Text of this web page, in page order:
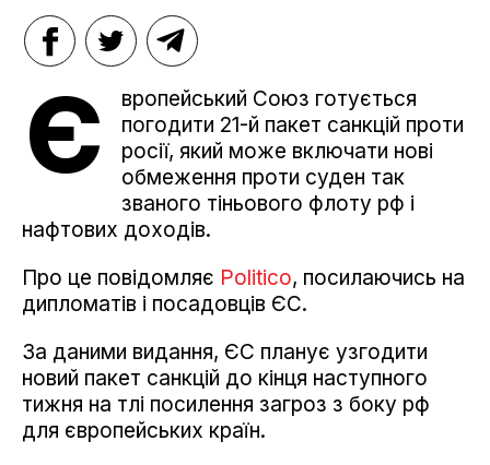
Є
вропейський Союз готується
погодити 21-й пакет санкцій проти
росії, який може включати нові
обмеження проти суден так
званого тіньового флоту рф і
нафтових доходів.
Про це повідомляє Politico, посилаючись на
дипломатів і посадовців ЄС.
За даними видання, ЄС планує узгодити
новий пакет санкцій до кінця наступного
тижня на тлі посилення загроз з боку рф
для європейських країн.